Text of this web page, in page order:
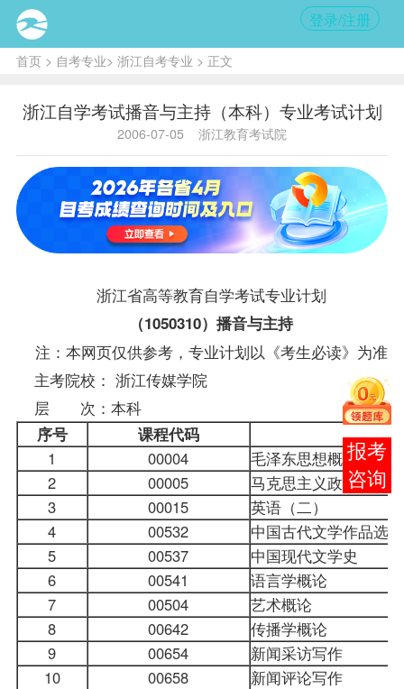
登录/注册
首页> 自考专业> 浙江自考专业 > 正文
浙江自学考试播音与主持（本科）专业考试计划
2006-07-05 浙江教育考试院
浙江省高等教育自学考试专业计划
（1050310）播音与主持
注：本网页仅供参考，专业计划以《考生必读》为准
主考院校： 浙江传媒学院
层 次：本科
序号 课程代码
1
00004
毛泽东思想概论
2
00005
马克思主义政治经济
3
00015
英语（二）
4
00532
中国古代文学作品选
5
00537
中国现代文学史
6
00541
语言学概论
7
00504
艺术概论
8
00642
传播学概论
9
00654
新闻采访写作
10
00658
新闻评论写作
在线
客服